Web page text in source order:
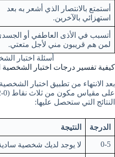
أستمتع بالانتصار الذي أشعر به بعد
استهزائي بالآخرين.
أتسبب في الأذى العاطفي أو
لمن هم قريبون مني لأجل متعتي.
أسئلة اختبار
كيفية تفسير درجات اختبار الشخصية
بعد الانتهاء من تطبيق اختبار
النتائج التي ستحصل عليها:
الدرجة النتيجة
0-5 لا يوجد لديك شخصية